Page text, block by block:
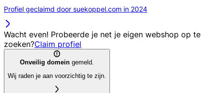
Profiel geclaimd door suekoppel.com in 2024
Wacht even! Probeerde je net je eigen webshop op te
zoeken?Claim profiel
Onveilig domein gemeld.
Wij raden je aan voorzichtig te zijn.